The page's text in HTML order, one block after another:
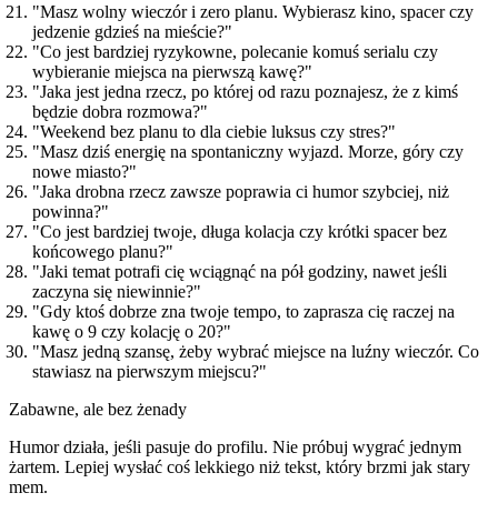
"Masz wolny wieczór i zero planu. Wybierasz kino, spacer czy
jedzenie gdzieś na mieście?"
"Co jest bardziej ryzykowne, polecanie komuś serialu czy
wybieranie miejsca na pierwszą kawę?"
"Jaka jest jedna rzecz, po której od razu poznajesz, że z kimś
będzie dobra rozmowa?"
"Weekend bez planu to dla ciebie luksus czy stres?"
"Masz dziś energię na spontaniczny wyjazd. Morze, góry czy
nowe miasto?"
"Jaka drobna rzecz zawsze poprawia ci humor szybciej, niż
powinna?"
"Co jest bardziej twoje, długa kolacja czy krótki spacer bez
końcowego planu?"
"Jaki temat potrafi cię wciągnąć na pół godziny, nawet jeśli
zaczyna się niewinnie?"
"Gdy ktoś dobrze zna twoje tempo, to zaprasza cię raczej na
kawę o 9 czy kolację o 20?"
"Masz jedną szansę, żeby wybrać miejsce na luźny wieczór. Co
stawiasz na pierwszym miejscu?"
Zabawne, ale bez żenady
Humor działa, jeśli pasuje do profilu. Nie próbuj wygrać jednym
żartem. Lepiej wysłać coś lekkiego niż tekst, który brzmi jak stary
mem.